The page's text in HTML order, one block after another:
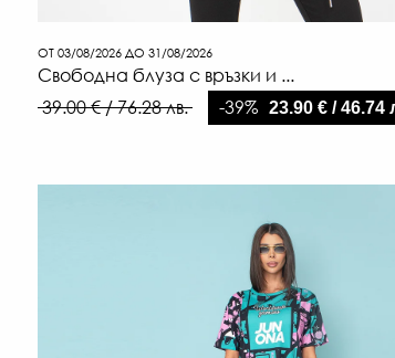
ОТ 03/08/2026 ДО 31/08/2026
Свободна блуза с връзки и ...
39.00 € / 76.28 лв.
-39% 23.90 € / 46.74